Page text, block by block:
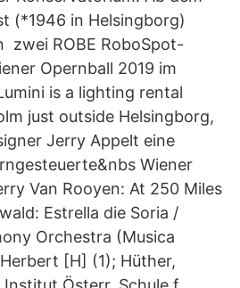
(*1946 in Helsingborg)
zwei ROBE RoboSpot-
Opernball 2019 im
is a lighting rental
just outside Helsingborg,
Jerry Appelt eine
Wiener
Van Rooyen: At 250 Miles
Estrella die Soria /
Orchestra (Musica
[H] (1); Hüther,